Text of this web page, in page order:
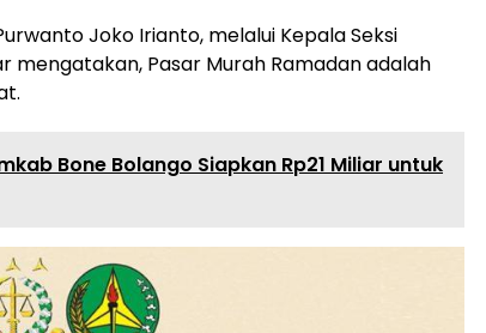
Joko Irianto, melalui Kepala Seksi
mengatakan, Pasar Murah Ramadan adalah
Bone Bolango Siapkan Rp21 Miliar untuk